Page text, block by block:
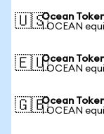
🇺🇸Ocean
1 OCEAN
🇪🇺Ocean
1 OCEAN
🇬🇧Ocean
1 OCEAN